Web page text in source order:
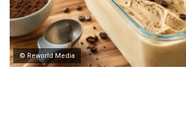
© Reworld Media